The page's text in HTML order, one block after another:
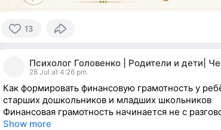
13
13
Психолог Головенко | Родители и дети|
28 Jul at 4:26 pm
Как формировать финансовую грамотность у
старших дошкольников и младших школьников
Финансовая грамотность начинается не с
Show more